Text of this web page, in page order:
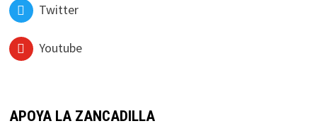
Twitter
Youtube
APOYA LA ZANCADILLA